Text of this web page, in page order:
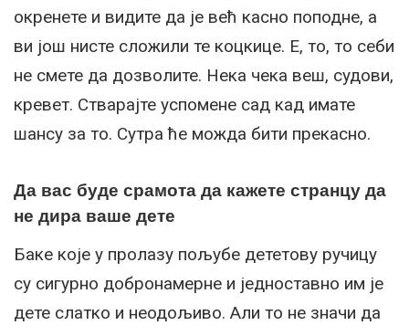
окренете и видите да је већ касно поподне, а
ви још нисте сложили те коцкице. Е, то, то себи
не смете да дозволите. Нека чека веш, судови,
кревет. Стварајте успомене сад кад имате
шансу за то. Сутра ће можда бити прекасно.
Да вас буде срамота да кажете странцу да
не дира ваше дете
Баке које у пролазу пољубе дететову ручицу
су сигурно добронамерне и једноставно им је
дете слатко и неодољиво. Али то не значи да